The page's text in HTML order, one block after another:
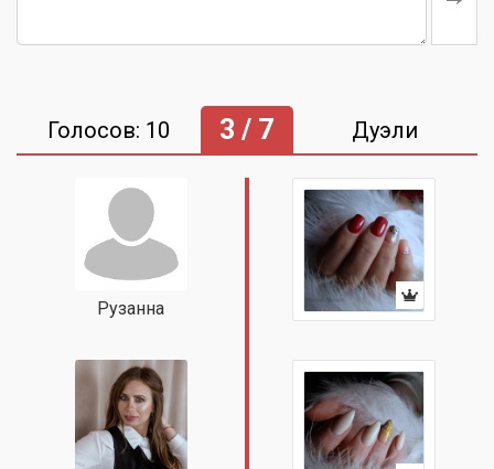
Голосов: 10 3 / 7 Дуэли
Рузанна